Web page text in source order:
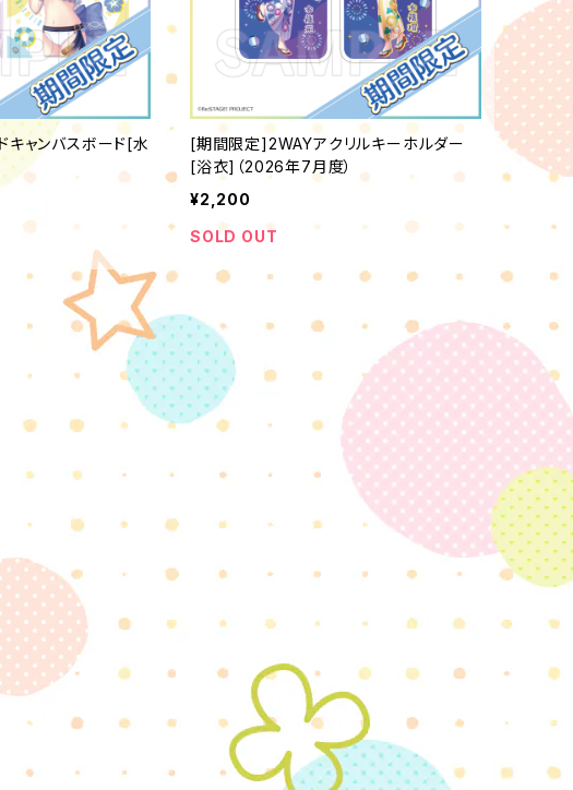
ャンバスボード[水
[期間限定]2WAYアクリルキーホルダー
[浴衣]（2026年7月度）
¥2,200
SOLD OUT